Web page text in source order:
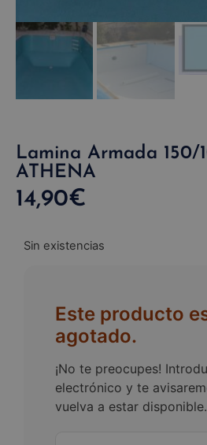
Lamina Armada 150/
ATHENA
14,90€
Sin existencias
Este producto
agotado.
¡No te preocupes!
electrónico y te
vuelva a estar disponible.